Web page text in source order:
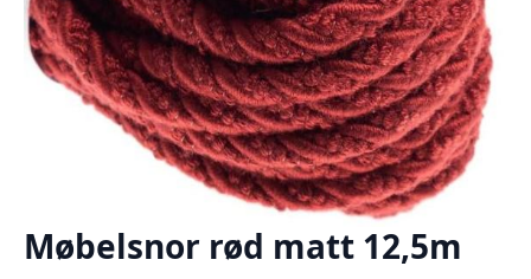
Møbelsnor rød matt 12,5m